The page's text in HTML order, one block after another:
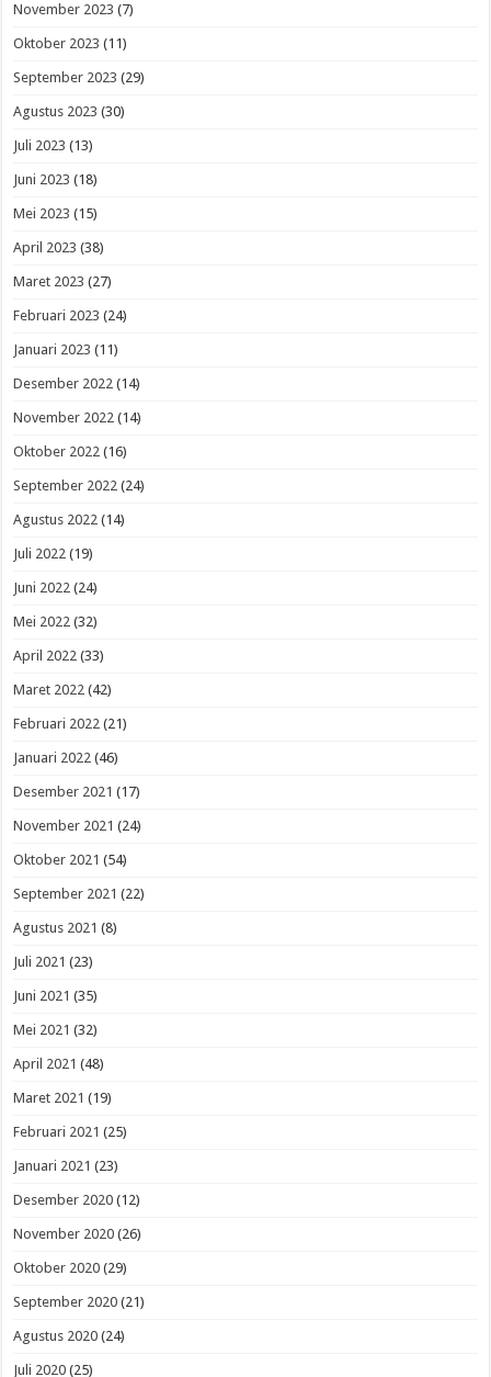
November 2023 (7)
Oktober 2023 (11)
September 2023 (29)
Agustus 2023 (30)
Juli 2023 (13)
Juni 2023 (18)
Mei 2023 (15)
April 2023 (38)
Maret 2023 (27)
Februari 2023 (24)
Januari 2023 (11)
Desember 2022 (14)
November 2022 (14)
Oktober 2022 (16)
September 2022 (24)
Agustus 2022 (14)
Juli 2022 (19)
Juni 2022 (24)
Mei 2022 (32)
April 2022 (33)
Maret 2022 (42)
Februari 2022 (21)
Januari 2022 (46)
Desember 2021 (17)
November 2021 (24)
Oktober 2021 (54)
September 2021 (22)
Agustus 2021 (8)
Juli 2021 (23)
Juni 2021 (35)
Mei 2021 (32)
April 2021 (48)
Maret 2021 (19)
Februari 2021 (25)
Januari 2021 (23)
Desember 2020 (12)
November 2020 (26)
Oktober 2020 (29)
September 2020 (21)
Agustus 2020 (24)
Juli 2020 (25)